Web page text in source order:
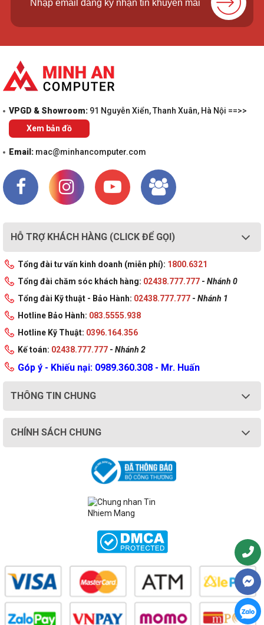
VPGD & Showroom: 91 Nguyễn Xiển, Thanh Xuân, Hà Nội ==>>
Xem bản đồ
Email: mac@minhancomputer.com
HỖ TRỢ KHÁCH HÀNG (CLICK ĐỂ GỌI)
Tổng đài tư vấn kinh doanh (miễn phí): 1800.6321
Tổng đài chăm sóc khách hàng: 02438.777.777 - Nhánh 0
Tổng đài Kỹ thuật - Bảo Hành: 02438.777.777 - Nhánh 1
Hotline Bảo Hành: 083.5555.938
Hotline Kỹ Thuật: 0396.164.356
Kế toán: 02438.777.777 - Nhánh 2
Góp ý - Khiếu nại: 0989.360.308 - Mr. Huấn
THÔNG TIN CHUNG
CHÍNH SÁCH CHUNG